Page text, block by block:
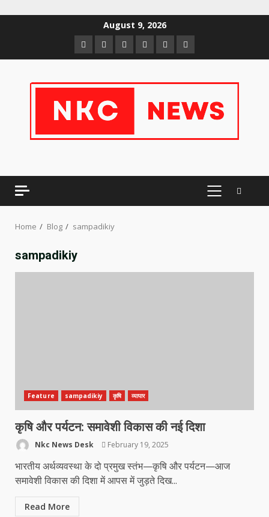
August 9, 2026
Facebook
TwitterLinkedin
VK YoutubeInstagram
PRIMARY
Home Blog sampadikiy
sampadikiy
Feature sampadikiy कृषि व्यापार
कृषि और पर्यटन: समावेशी विकास की नई दिशा
Nkc News Desk February 19, 2025
भारतीय अर्थव्यवस्था के दो प्रमुख स्तंभ—कृषि और पर्यटन—आज
समावेशी विकास की दिशा में आपस में जुड़ते दिख...
Read More